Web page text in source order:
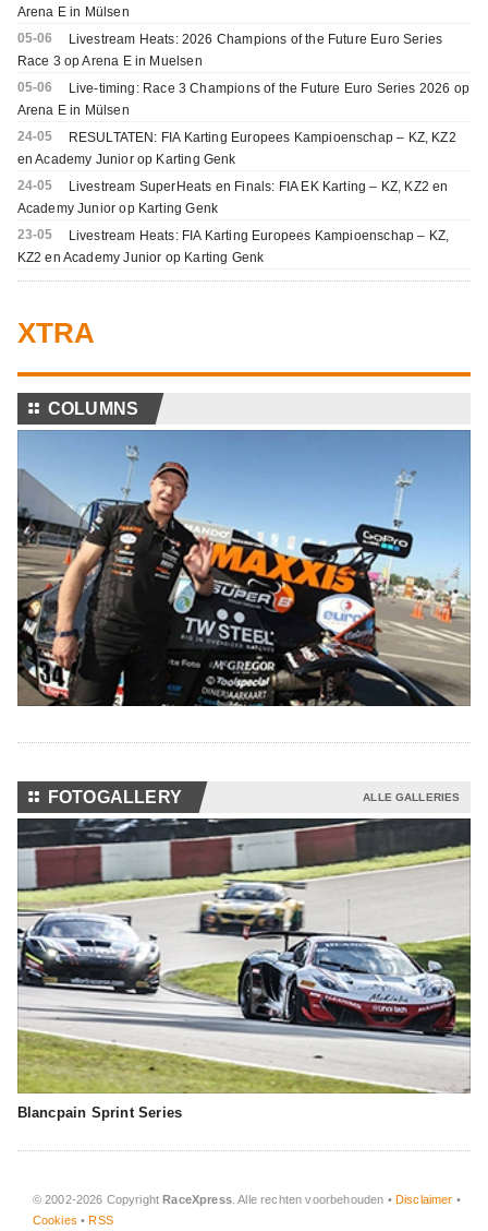
Arena E in Mülsen
05-06
Livestream Heats: 2026 Champions of the Future Euro Series
Race 3 op Arena E in Muelsen
05-06
Live-timing: Race 3 Champions of the Future Euro Series 2026 op
Arena E in Mülsen
24-05
RESULTATEN: FIA Karting Europees Kampioenschap – KZ, KZ2
en Academy Junior op Karting Genk
24-05
Livestream SuperHeats en Finals: FIA EK Karting – KZ, KZ2 en
Academy Junior op Karting Genk
23-05
Livestream Heats: FIA Karting Europees Kampioenschap – KZ,
KZ2 en Academy Junior op Karting Genk
XTRA
⚏ COLUMNS
⚏ FOTOGALLERY ALLE GALLERIES
Blancpain Sprint Series
© 2002-2026 Copyright RaceXpress. Alle rechten voorbehouden • Disclaimer •
Cookies • RSS